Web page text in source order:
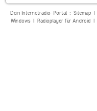
Dein Internetradio-Portal : Sitemap|
Windows| Radioplayer für Android|